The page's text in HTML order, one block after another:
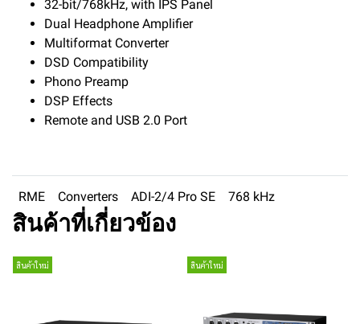
32-bit/768kHz, with IPS Panel
Dual Headphone Amplifier
Multiformat Converter
DSD Compatibility
Phono Preamp
DSP Effects
Remote and USB 2.0 Port
RME Converters ADI-2/4 Pro SE 768 kHz
สินค้าที่เกี่ยวข้อง
สินค้าใหม่ สินค้าใหม่